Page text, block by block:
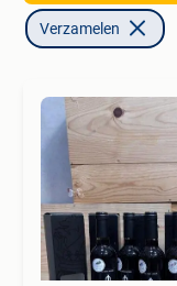
Verzamelen